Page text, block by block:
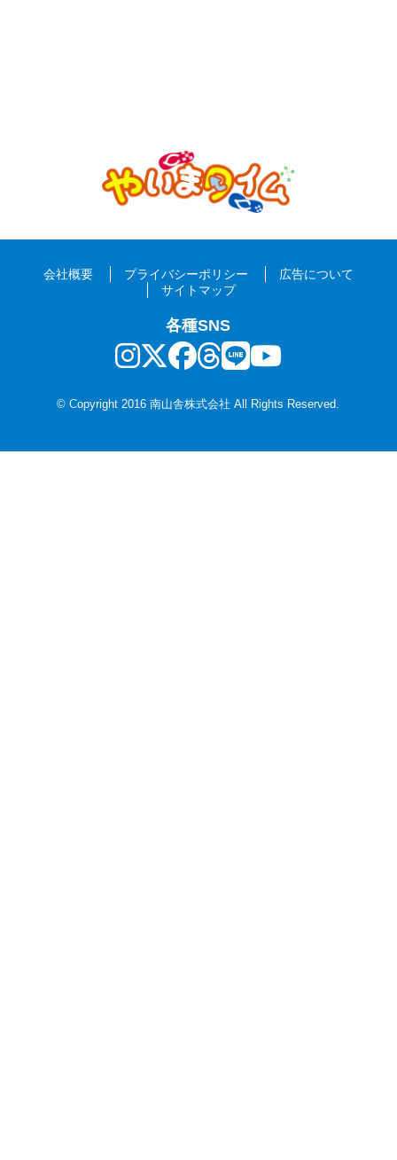
会社概要 プライバシーポリシー
広告について
サイトマップ
各種SNS
© Copyright 2016 南山舎株式会社 All Rights Reserved.